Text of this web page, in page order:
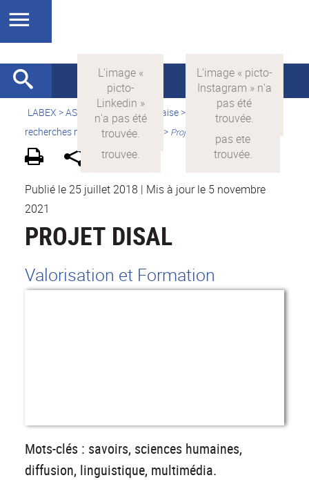
LABEX >ASLAN > Version française>
Quelles sont les
recherches menées par ASLAN ?
> Projets financés par ASLAN
Publié le 25 juillet 2018 | Mis à jour le 5 novembre
2021
PROJET DISAL
Valorisation et Formation
Mots-clés : savoirs, sciences humaines,
diffusion, linguistique, multimédia.